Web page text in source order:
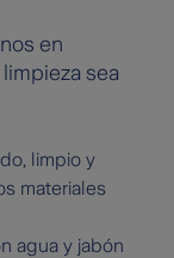
en
sea
limpio y
materiales
agua y jabón